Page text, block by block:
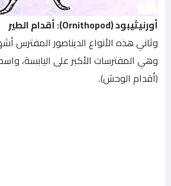
أورنيثيبود (Ornithopod): أقدام الطير
وثاني هذه الأنواع الديناصور المفترس
وهي المفترسات الأكبر على اليابسة،
(أقدام الوحش).